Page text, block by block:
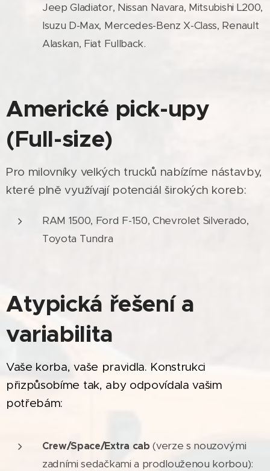
Jeep Gladiator, Nissan Navara, Mitsubishi L200,
Isuzu D-Max, Mercedes-Benz X-Class, Renault
Alaskan, Fiat Fullback.
Americké pick-upy
(Full-size)
Pro milovníky velkých trucků nabízíme nástavby,
které plně využívají potenciál širokých koreb:
RAM 1500, Ford F-150, Chevrolet Silverado,
Toyota Tundra
Atypická řešení a
variabilita
Vaše korba, vaše pravidla. Konstrukci
přizpůsobíme tak, aby odpovídala vašim
potřebám:
Crew/Space/Extra cab (verze s nouzovými
zadními sedačkami a prodlouženou korbou):